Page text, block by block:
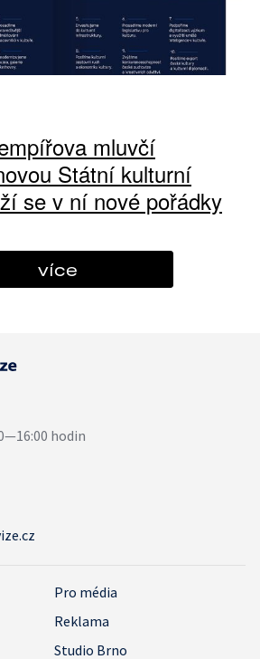
mluvčí
Státní kulturní
se v ní nové pořádky
více
Pro média
Reklama
Studio Brno